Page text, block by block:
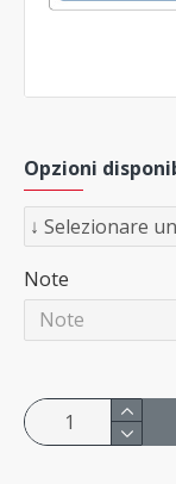
Opzioni
Note